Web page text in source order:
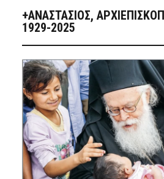
+ΑΝΑΣΤΆΣΙΟΣ,
1929-2025